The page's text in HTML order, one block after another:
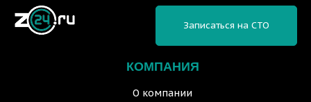
КОМПАНИЯ
О компании
Записаться на СТО